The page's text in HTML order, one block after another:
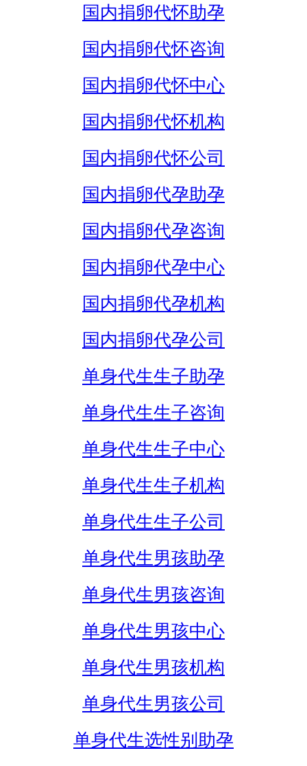
国内捐卵代怀助孕
国内捐卵代怀咨询
国内捐卵代怀中心
国内捐卵代怀机构
国内捐卵代怀公司
国内捐卵代孕助孕
国内捐卵代孕咨询
国内捐卵代孕中心
国内捐卵代孕机构
国内捐卵代孕公司
单身代生生子助孕
单身代生生子咨询
单身代生生子中心
单身代生生子机构
单身代生生子公司
单身代生男孩助孕
单身代生男孩咨询
单身代生男孩中心
单身代生男孩机构
单身代生男孩公司
单身代生选性别助孕